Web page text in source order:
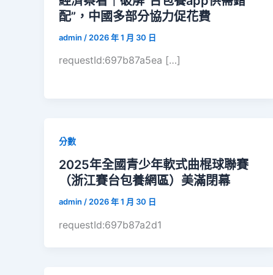
配”，中國多部分協力促花費
admin / 2026 年 1 月 30 日
requestId:697b87a5ea […]
分數
2025年全國青少年軟式曲棍球聯賽
（浙江賽台包養網區）美滿閉幕
admin / 2026 年 1 月 30 日
requestId:697b87a2d1